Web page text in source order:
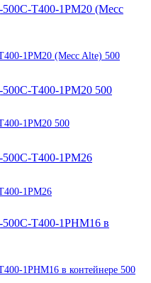
1РМ20 (Mecc Alte) 500
1РМ20 500
1РМ26
1РНМ16 в контейнере 500